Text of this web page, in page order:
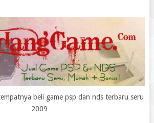
beli game psp dan nds terbaru seru
2009